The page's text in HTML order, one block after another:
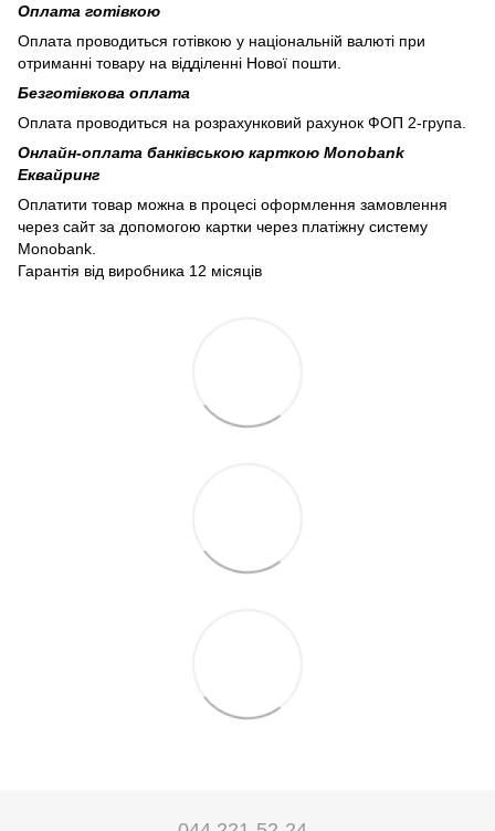
Оплата готівкою
Оплата проводиться готівкою у національній валюті при
отриманні товару на відділенні Нової пошти.
Безготівкова оплата
Оплата проводиться на розрахунковий рахунок ФОП 2-група.
Онлайн-оплата банківською карткою Monobank
Еквайринг
Оплатити товар можна в процесі оформлення замовлення
через сайт за допомогою картки через платіжну систему
Monobank.
Гарантія від виробника 12 місяців